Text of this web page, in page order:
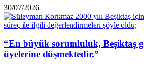
30/07/2026
“En büyük sorumluluk, Beşiktaş
üyelerine düşmektedir.”